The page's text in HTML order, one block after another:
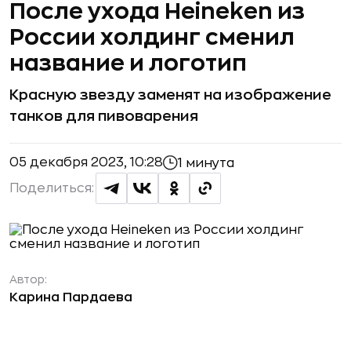
После ухода Heineken из
России холдинг сменил
название и логотип
Красную звезду заменят на изображение
танков для пивоварения
05 декабря 2023, 10:28 1 минута
Поделиться:
Автор:
Карина Пардаева